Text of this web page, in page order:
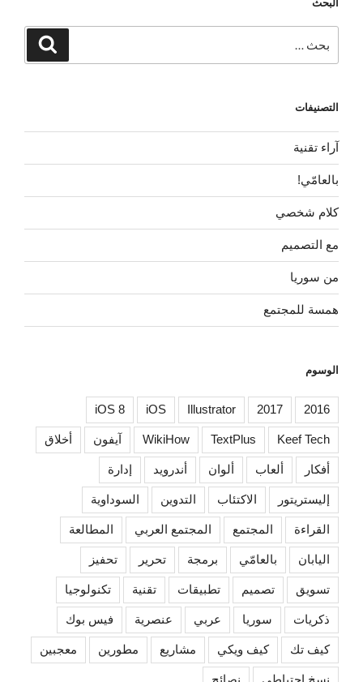
البحث
عن:
بحث
التصنيفات
آراء تقنية
بالعامّي!
كلام شخصي
مع التصميم
من سوريا
همسة للمجتمع
الوسوم
2016
2017
Illustrator
iOS
iOS 8
Keef Tech
TextPlus
WikiHow آيفون أخلاق
أفكار ألعاب ألوان أندرويد إدارة
إليستريتور الاكتئاب التدوين السوداوية
القراءة المجتمع المجتمع العربي المطالعة
اليابان بالعامّي برمجة تحرير تحفيز
تسويق تصميم تطبيقات تقنية تكنولوجيا
ذكريات سوريا عربي عنصرية فيس بوك
كيف تك كيف ويكي مشاريع مطورين معجبين